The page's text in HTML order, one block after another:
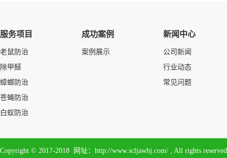
服务项目
老鼠防治
除甲醛
蟑螂防治
苍蝇防治
白蚁防治
成功案例
案例展示
新闻中心
公司新闻
行业动态
常见问题
Copyright © 2017-2018 网址：http://www.scljawhj.com/ , All rights